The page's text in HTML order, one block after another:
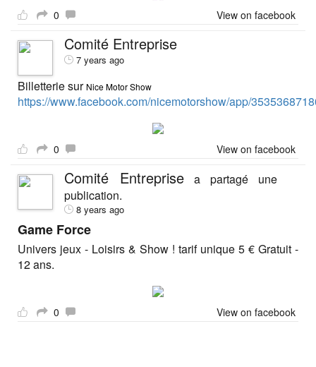
0 View on facebook
Comité Entreprise
7 years ago
Billetterie sur Nice Motor Show
https://www.facebook.com/nicemotorshow/app/
0 View on facebook
Comité Entreprise a partagé une
publication.
8 years ago
Game Force
Univers jeux - Loisirs & Show ! tarif unique 5 € Gratuit -
12 ans.
0 View on facebook